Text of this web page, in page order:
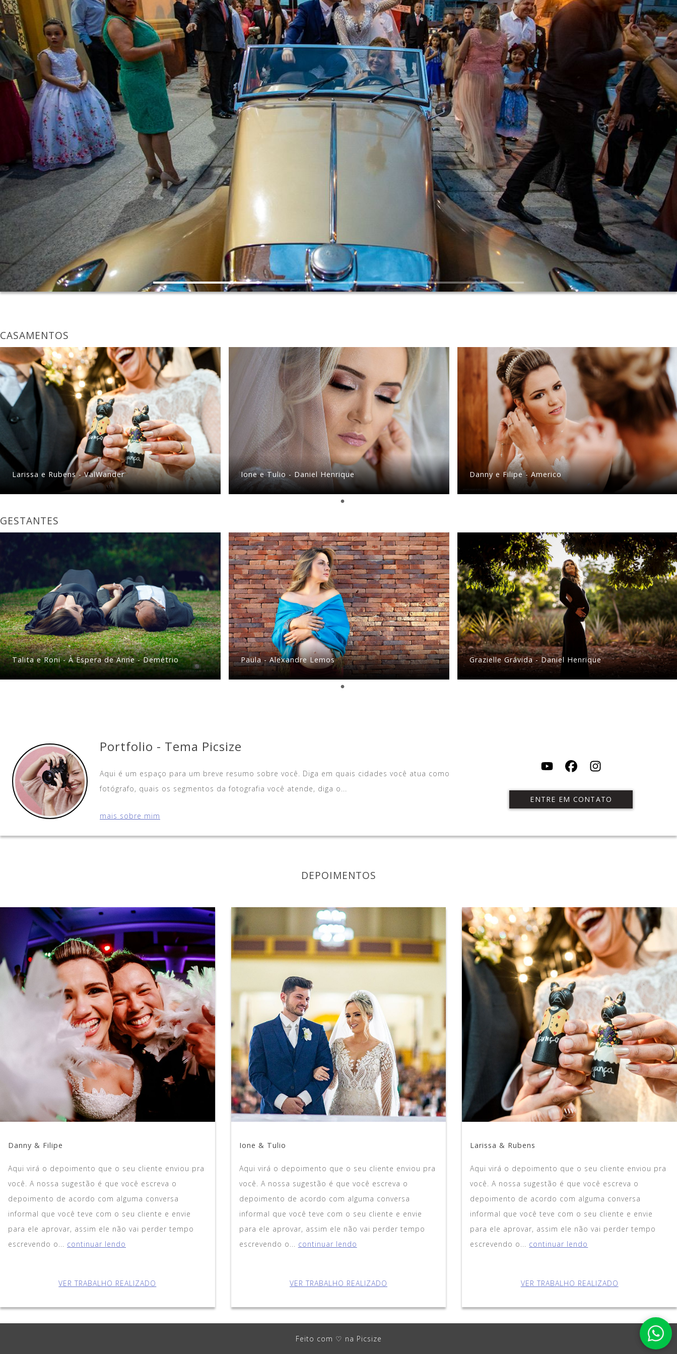
Suporte - Picsize
Você também poderá ativar esse chat em
seu site e conquistar mais clientes!
Curtiu esse tema? Chama a gente aqui!
CASAMENTOS
Larissa e Rubens - ValWander Ione e Tulio - Daniel Henrique Danny e Filipe - Americo
GESTANTES
Talita e Roni - À Espera de Anne - Demétrio Paula - Alexandre Lemos Grazielle Grávida - Daniel Henrique
Portfolio - Tema Picsize
Aqui é um espaço para um breve resumo sobre você. Diga em quais cidades você atua como
fotógrafo, quais os segmentos da fotografia você atende, diga o...
mais sobre mim
ENTRE EM CONTATO
DEPOIMENTOS
Danny & Filipe
Aqui virá o depoimento que o seu cliente enviou pra
você. A nossa sugestão é que você escreva o
depoimento de acordo com alguma conversa
informal que você teve com o seu cliente e envie
para ele aprovar, assim ele não vai perder tempo
escrevendo o... continuar lendo
VER TRABALHO REALIZADO
Ione & Tulio
Aqui virá o depoimento que o seu cliente enviou pra
você. A nossa sugestão é que você escreva o
depoimento de acordo com alguma conversa
informal que você teve com o seu cliente e envie
para ele aprovar, assim ele não vai perder tempo
escrevendo o... continuar lendo
VER TRABALHO REALIZADO
Larissa & Rubens
Aqui virá o depoimento que o seu cliente enviou pra
você. A nossa sugestão é que você escreva o
depoimento de acordo com alguma conversa
informal que você teve com o seu cliente e envie
para ele aprovar, assim ele não vai perder tempo
escrevendo o... continuar lendo
VER TRABALHO REALIZADO
Feito com ♡ na Picsize